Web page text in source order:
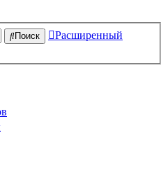
Поиск
Расширенный